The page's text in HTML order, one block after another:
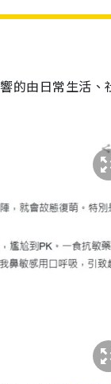
的由日常生活